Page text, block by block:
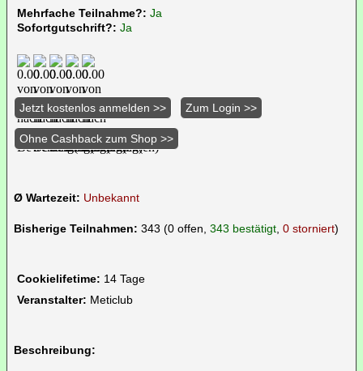
Mehrfache Teilnahme?: Ja
Sofortgutschrift?: Ja
Ø Wartezeit: Unbekannt
Bisherige Teilnahmen: 343 (0 offen, 343 bestätigt, 0 storniert)
Cookielifetime: 14 Tage
Veranstalter: Meticlub
Beschreibung: